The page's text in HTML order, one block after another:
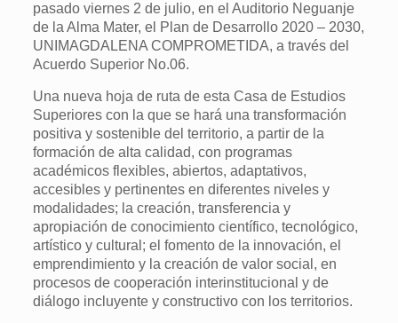
pasado viernes 2 de julio, en el Auditorio Neguanje
de la Alma Mater, el Plan de Desarrollo 2020 – 2030,
UNIMAGDALENA COMPROMETIDA, a través del
Acuerdo Superior No.06.
Una nueva hoja de ruta de esta Casa de Estudios
Superiores con la que se hará una transformación
positiva y sostenible del territorio, a partir de la
formación de alta calidad, con programas
académicos flexibles, abiertos, adaptativos,
accesibles y pertinentes en diferentes niveles y
modalidades; la creación, transferencia y
apropiación de conocimiento científico, tecnológico,
artístico y cultural; el fomento de la innovación, el
emprendimiento y la creación de valor social, en
procesos de cooperación interinstitucional y de
diálogo incluyente y constructivo con los territorios.